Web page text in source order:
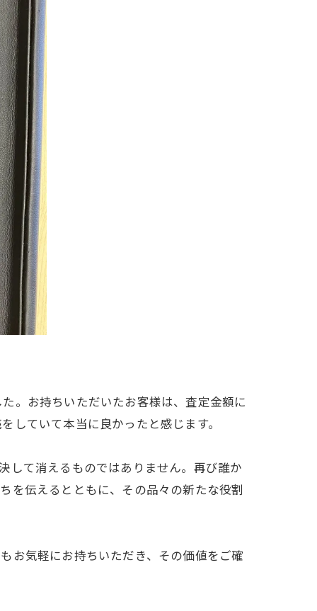
。お持ちいただいたお客様は、査定金額に
していて本当に良かったと感じます。
して消えるものではありません。再び誰か
を伝えるとともに、その品々の新たな役割
お気軽にお持ちいただき、その価値をご確